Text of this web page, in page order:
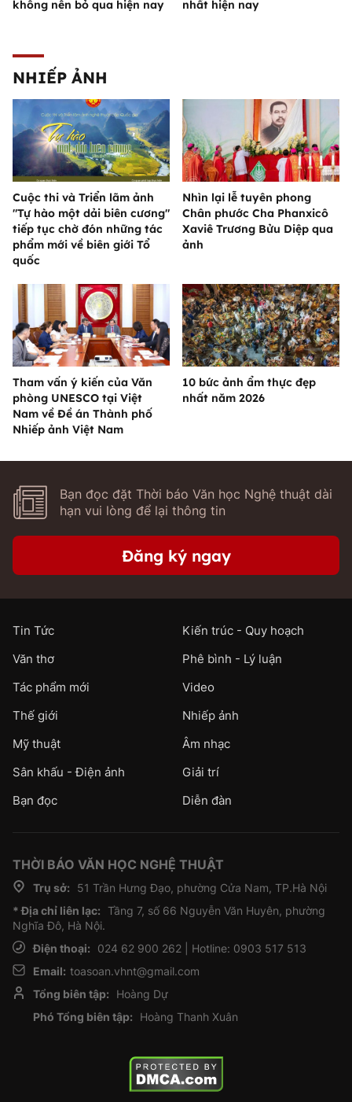
không nên bỏ qua hiện nay
nhất hiện nay
NHIẾP ẢNH
Cuộc thi và Triển lãm ảnh
"Tự hào một dải biên cương"
tiếp tục chờ đón những tác
phẩm mới về biên giới Tổ
quốc
Nhìn lại lễ tuyên phong
Chân phước Cha Phanxicô
Xaviê Trương Bửu Diệp qua
ảnh
Tham vấn ý kiến của Văn
phòng UNESCO tại Việt
Nam về Đề án Thành phố
Nhiếp ảnh Việt Nam
10 bức ảnh ẩm thực đẹp
nhất năm 2026
Bạn đọc đặt Thời báo Văn học Nghệ thuật dài
hạn vui lòng để lại thông tin
Đăng ký ngay
Tin Tức
Kiến trúc - Quy hoạch
Văn thơ
Phê bình - Lý luận
Tác phẩm mới
Video
Thế giới
Nhiếp ảnh
Mỹ thuật
Âm nhạc
Sân khấu - Điện ảnh
Giải trí
Bạn đọc
Diễn đàn
THỜI BÁO VĂN HỌC NGHỆ THUẬT
Trụ sở:
51 Trần Hưng Đạo, phường Cửa Nam, TP.Hà Nội
* Địa chỉ liên lạc: Tầng 7, số 66 Nguyễn Văn Huyên, phường
Nghĩa Đô, Hà Nội.
Điện thoại:
024 62 900 262 | Hotline: 0903 517 513
Email: toasoan.vhnt@gmail.com
Tổng biên tập:
Hoàng Dự
Phó Tổng biên tập:
Hoàng Thanh Xuân